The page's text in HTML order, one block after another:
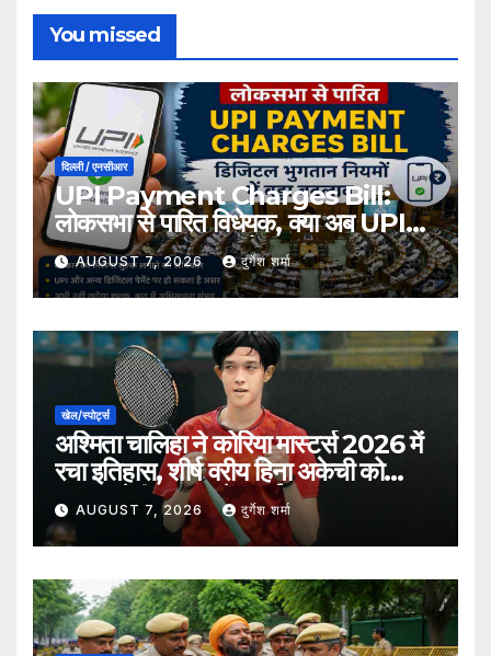
You missed
दिल्ली / एनसीआर
UPI Payment Charges Bill:
लोकसभा से पारित विधेयक, क्या अब UPI
भुगतान पर लग सकता है शुल्क?
AUGUST 7, 2026 दुर्गेश शर्मा
खेल/स्पोर्ट्स
अश्मिता चालिहा ने कोरिया मास्टर्स 2026 में
रचा इतिहास, शीर्ष वरीय हिना अकेची को
हराकर सेमीफाइनल में बनाई जगह
AUGUST 7, 2026 दुर्गेश शर्मा